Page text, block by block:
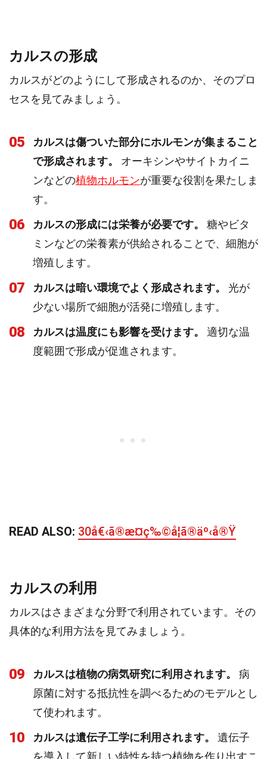
カルスの形成
カルスがどのようにして形成されるのか、そのプロ
セスを見てみましょう。
05
カルスは傷ついた部分にホルモンが集まること
で形成されます。
オーキシンやサイトカイニ
ンなどの植物ホルモンが重要な役割を果たしま
す。
06 カルスの形成には栄養が必要です。
糖やビタ
ミンなどの栄養素が供給されることで、細胞が
増殖します。
07 カルスは暗い環境でよく形成されます。
光が
少ない場所で細胞が活発に増殖します。
08 カルスは温度にも影響を受けます。
適切な温
度範囲で形成が促進されます。
READ ALSO: 30å€‹ã®æ¤ç‰©å­¦ã®äº‹å®Ÿ
カルスの利用
カルスはさまざまな分野で利用されています。その
具体的な利用方法を見てみましょう。
09 カルスは植物の病気研究に利用されます。
病
原菌に対する抵抗性を調べるためのモデルとし
て使われます。
10 カルスは遺伝子工学に利用されます。
遺伝子
を導入して新しい特性を持つ植物を作り出すこ